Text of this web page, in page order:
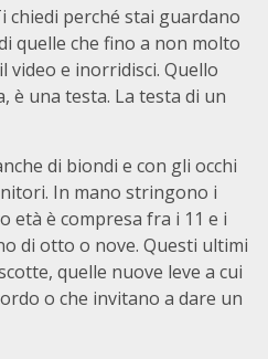
chiedi perché stai guardano
quelle che fino a non molto
video e inorridisci. Quello
è una testa. La testa di un
di biondi e con gli occhi
In mano stringono i
età è compresa fra i 11 e i
di otto o nove. Questi ultimi
quelle nuove leve a cui
o che invitano a dare un